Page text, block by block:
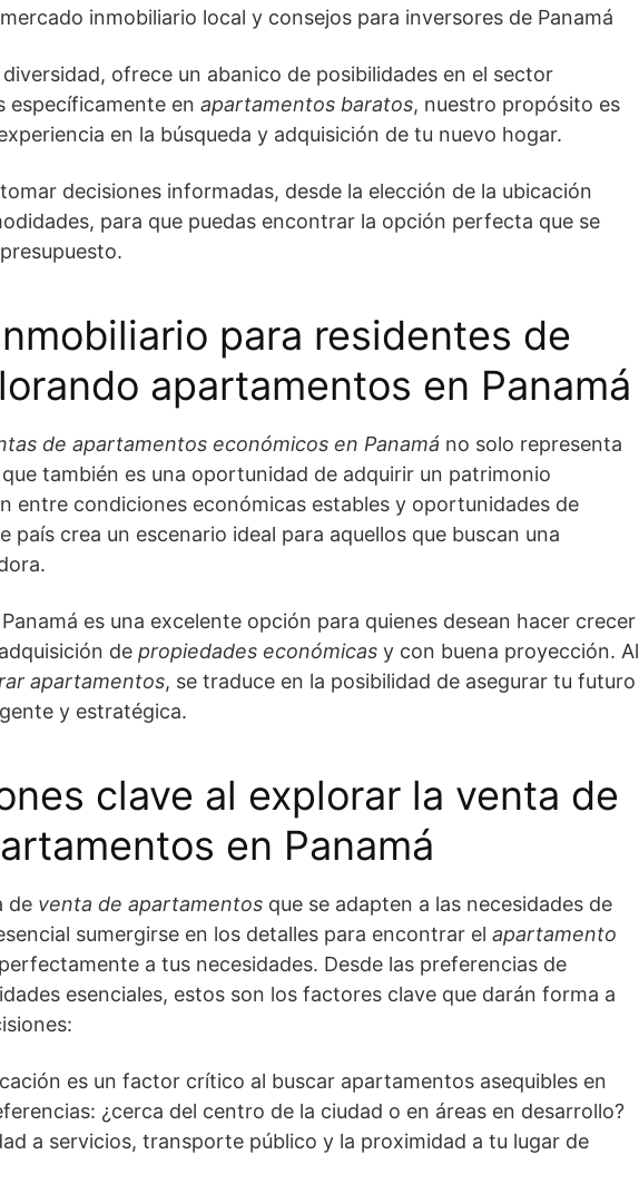
inmobiliario local y consejos para inversores de Panamá
ofrece un abanico de posibilidades en el sector
específicamente en apartamentos baratos, nuestro propósito es
en la búsqueda y adquisición de tu nuevo hogar.
decisiones informadas, desde la elección de la ubicación
para que puedas encontrar la opción perfecta que se
para residentes de
apartamentos en Panamá
de apartamentos económicos en Panamá no solo representa
también es una oportunidad de adquirir un patrimonio
entre condiciones económicas estables y oportunidades de
país crea un escenario ideal para aquellos que buscan una
es una excelente opción para quienes desean hacer crecer
de propiedades económicas y con buena proyección. Al
apartamentos, se traduce en la posibilidad de asegurar tu futuro
y estratégica.
clave al explorar la venta de
en Panamá
de venta de apartamentos que se adapten a las necesidades de
sumergirse en los detalles para encontrar el apartamento
a tus necesidades. Desde las preferencias de
esenciales, estos son los factores clave que darán forma a
es un factor crítico al buscar apartamentos asequibles en
¿cerca del centro de la ciudad o en áreas en desarrollo?
a servicios, transporte público y la proximidad a tu lugar de